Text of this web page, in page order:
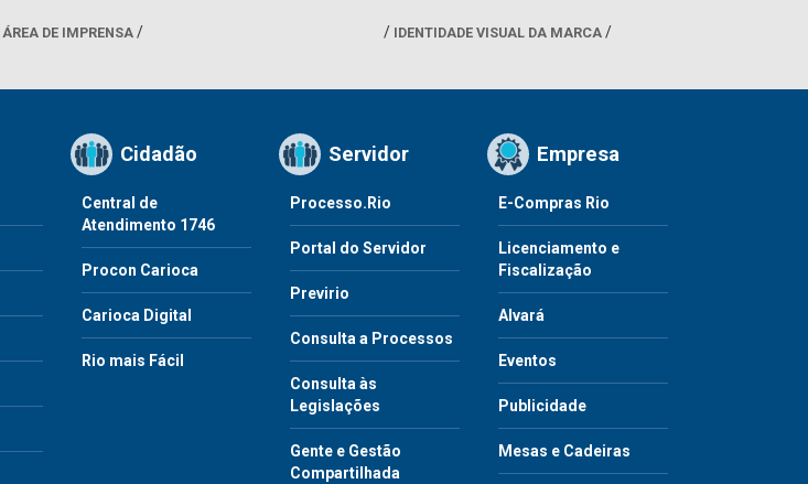
ÁREA DE IMPRENSA IDENTIDADE VISUAL DA MARCA
Cidadão
Central de
Atendimento 1746
Procon Carioca
Carioca Digital
Rio mais Fácil
Servidor
Processo.Rio
Portal do Servidor
Previrio
Consulta a Processos
Consulta às
Legislações
Gente e Gestão
Compartilhada
Empresa
E-Compras Rio
Licenciamento e
Fiscalização
Alvará
Eventos
Publicidade
Mesas e Cadeiras